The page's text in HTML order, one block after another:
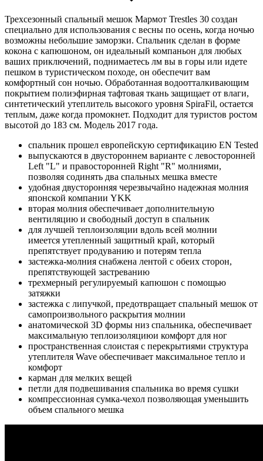
Трехсезонный спальный мешок Мармот Trestles 30 создан
специально для использования с весны по осень, когда ночью
возможны небольшие заморзки. Спальник сделан в форме
кокона с капюшоном, он идеальный компаньон для любых
ваших приключений, поднимаетесь лм вы в горы или идете
пешком в туристическом походе, он обеспечит вам
комфортный сон ночью. Обработанная водоотталкивающим
покрытием полиэфирная тафтовая ткань защищает от влаги,
синтетический утеплитель высокого уровня SpiraFil, остается
теплым, даже когда промокнет. Подходит для туристов ростом
высотой до 183 см. Модель 2017 года.
спальник прошел европейскую сертификацию EN Tested
выпускаются в двустороннем варианте с левосторонней
Left "L" и правосторонней Right "R" молниями,
позволяя содинять два спальных мешка вместе
удобная двусторонняя черезвычайно надежная молния
японской компании YKK
вторая молния обеспечивает дополнительную
вентиляцию и свободный доступ в спальник
для лучшей теплоизоляции вдоль всей молнии
имеется утепленный защитный край, который
препятствует продуванию и потерям тепла
застежка-молния снабжена лентой с обеих сторон,
препятствующей застреванию
трехмерный регулируемый капюшон с помощью
затяжки
застежка с липучкой, предотвращает спальный мешок от
самопроизвольного раскрытия молнии
анатомической 3D формы низ спальника, обеспечивает
максимальную теплоизоляциюи комфорт для ног
пространственная слоистая с перекрытиями структура
утеплителя Wave обеспечивает максимальное тепло и
комфорт
карман для мелких вещей
петли для подвешивания спальника во время сушки
компрессионная сумка-чехол позволяющая уменьшить
объем спального мешка